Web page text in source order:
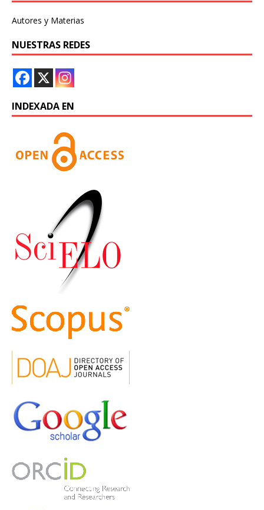
Autores y Materias
NUESTRAS REDES
INDEXADA EN